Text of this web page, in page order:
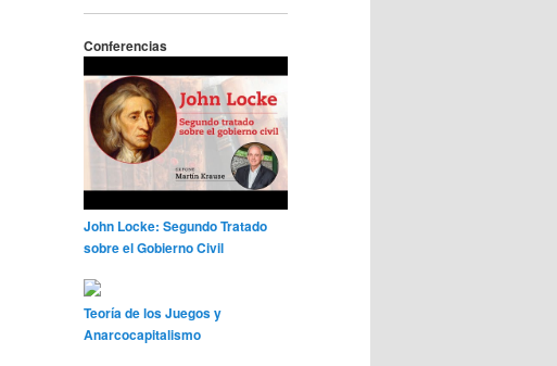
Conferencias
John Locke: Segundo Tratado
sobre el Gobierno Civil
Teoría de los Juegos y
Anarcocapitalismo